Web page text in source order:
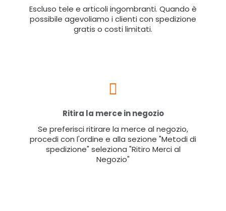
Escluso tele e articoli ingombranti. Quando è
possibile agevoliamo i clienti con spedizione
gratis o costi limitati.
Ritira la merce in negozio
Se preferisci ritirare la merce al negozio,
procedi con l'ordine e alla sezione "Metodi di
spedizione" seleziona "Ritiro Merci al
Negozio"